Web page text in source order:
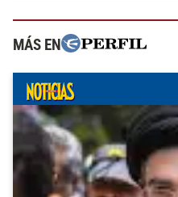
MÁS EN